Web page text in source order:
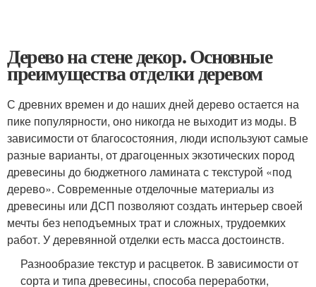
Дерево на стене декор. Основные
преимущества отделки деревом
С древних времен и до наших дней дерево остается на
пике популярности, оно никогда не выходит из моды. В
зависимости от благосостояния, люди используют самые
разные варианты, от драгоценных экзотических пород
древесины до бюджетного ламината с текстурой «под
дерево». Современные отделочные материалы из
древесины или ДСП позволяют создать интерьер своей
мечты без неподъемных трат и сложных, трудоемких
работ. У деревянной отделки есть масса достоинств.
Разнообразие текстур и расцветок. В зависимости от
сорта и типа древесины, способа переработки,